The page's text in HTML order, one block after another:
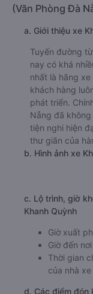
tín, giá rẻ
🚌 1. Xe Khanh
(Văn Phòng Đà
a. Giới thiệu xe
Tuyến đường
nay có khá
nhất là hãng
khách hàng
phát triển.
Nẵng đã không
b. Hình ảnh xe
c. Lộ trình, giờ
Khanh Quỳnh
Giờ xuất
Giờ đến